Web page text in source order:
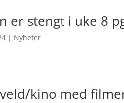
er stengt i uke 8
| Nyheter
kino med